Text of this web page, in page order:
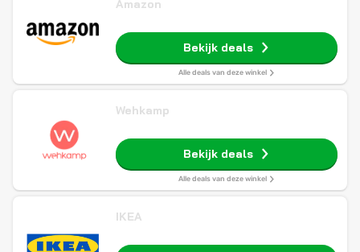
Amazon
Bekijk deals
Alle deals van deze winkel
Wehkamp
Bekijk deals
Alle deals van deze winkel
IKEA